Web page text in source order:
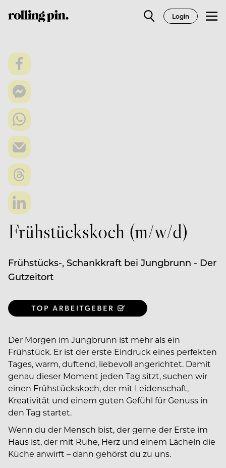
Login
Frühstückskoch (m/w/d)
Frühstücks-, Schankkraft bei Jungbrunn - Der
Gutzeitort
Der Morgen im Jungbrunn ist mehr als ein
Frühstück. Er ist der erste Eindruck eines perfekten
Tages, warm, duftend, liebevoll angerichtet. Damit
genau dieser Moment jeden Tag sitzt, suchen wir
einen Frühstückskoch, der mit Leidenschaft,
Kreativität und einem guten Gefühl für Genuss in
den Tag startet.
Wenn du der Mensch bist, der gerne der Erste im
Haus ist, der mit Ruhe, Herz und einem Lächeln die
Küche anwirft – dann gehörst du zu uns.